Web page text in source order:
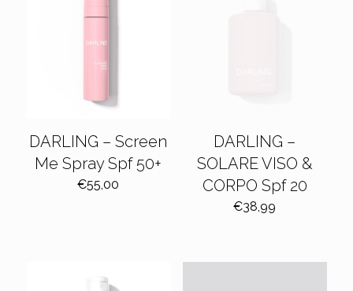
DARLING – Screen
Me Spray Spf 50+
€55,00
DARLING –
SOLARE VISO &
CORPO Spf 20
€38,99